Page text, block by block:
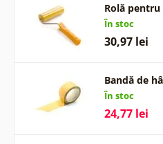
Rolă
În stoc
30,97 lei
Bandă de
În stoc
24,77 lei